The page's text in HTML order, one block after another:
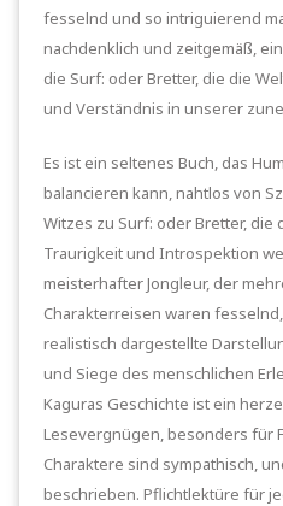
fesselnd und so intriguierend
nachdenklich und zeitgemäß,
die Surf: oder Bretter, die die
und Verständnis in unserer
Es ist ein seltenes Buch, das
balancieren kann, nahtlos von
Witzes zu Surf: oder Bretter,
Traurigkeit und Introspektion
meisterhafter Jongleur, der
Charakterreisen waren
realistisch dargestellte
und Siege des menschlichen
Kaguras Geschichte ist ein
Lesevergnügen, besonders für
Charaktere sind sympathisch,
beschrieben. Pflichtlektüre für